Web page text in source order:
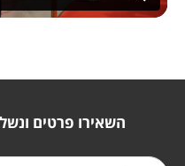
השאירו פרטים